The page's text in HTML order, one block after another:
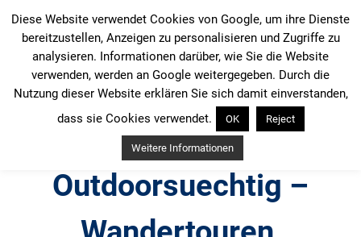
Inhalt
springen
Outdoorsuechtig –
Diese Website verwendet Cookies von Google, um ihre Dienste
bereitzustellen, Anzeigen zu personalisieren und Zugriffe zu
analysieren. Informationen darüber, wie Sie die Website
verwenden, werden an Google weitergegeben. Durch die
Nutzung dieser Website erklären Sie sich damit einverstanden,
dass sie Cookies verwendet.
OK Reject
Weitere Informationen